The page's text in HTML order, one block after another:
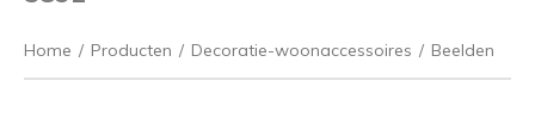
Home / Producten / Decoratie-woonaccessoires / Beelden